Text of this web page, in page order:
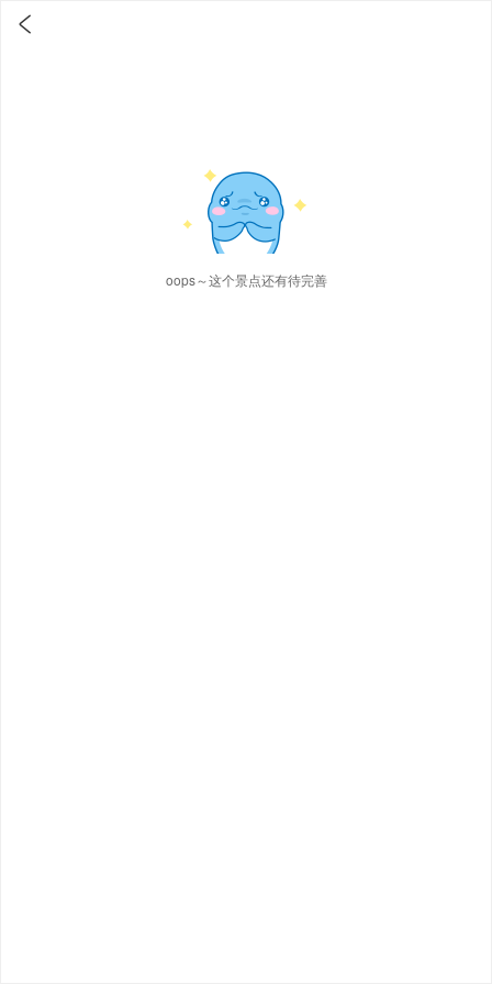

oops～这个景点还有待完善